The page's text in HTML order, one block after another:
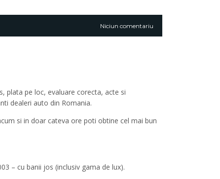
Niciun comentariu
plata pe loc, evaluare corecta, acte si
dealeri auto din Romania.
si in doar cateva ore poti obtine cel mai bun
– cu banii jos (inclusiv gama de lux).